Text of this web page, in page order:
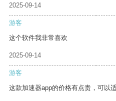
2025-09-14
游客
这个软件我非常喜欢
2025-09-14
游客
这款加速器app的价格有点贵，可以